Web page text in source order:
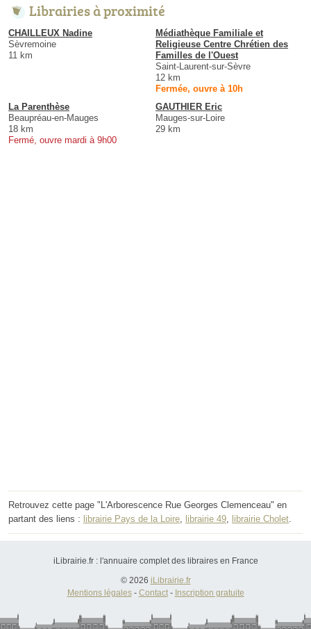
Librairies à proximité
CHAILLEUX Nadine
Sèvremoine
11 km
Médiathèque Familiale et
Religieuse Centre Chrétien des
Familles de l'Ouest
Saint-Laurent-sur-Sèvre
12 km
Fermée, ouvre à 10h
La Parenthèse
Beaupréau-en-Mauges
18 km
Fermé, ouvre mardi à 9h00
GAUTHIER Eric
Mauges-sur-Loire
29 km
Retrouvez cette page "L'Arborescence Rue Georges Clemenceau" en
partant des liens : librairie Pays de la Loire, librairie 49, librairie Cholet.
iLibrairie.fr : l'annuaire complet des libraires en France
© 2026 iLibrairie.fr
Mentions légales- Contact- Inscription gratuite